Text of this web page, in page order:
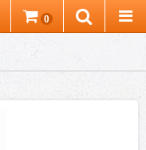
0
Chercher